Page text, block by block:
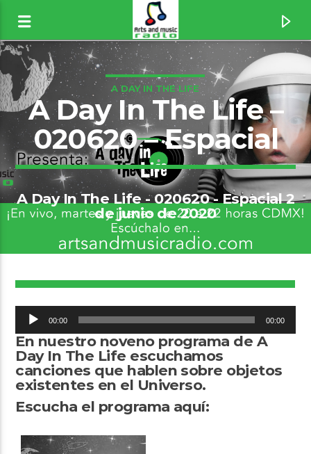
Teenager [1wM5]
Arts And Music Radio
A DAY IN THE LIFE
A Day In The Life –
020620 – Espacial
A Day In The Life - 020620 - Espacial 2
de junio de 2020
Reproductor
audio
00:00 00:00
En nuestro noveno programa de A
Day In The Life escuchamos
canciones que hablen sobre objetos
existentes en el Universo.
Escucha el programa aquí: